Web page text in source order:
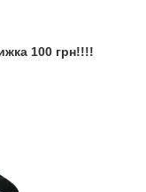
100 грн!!!!